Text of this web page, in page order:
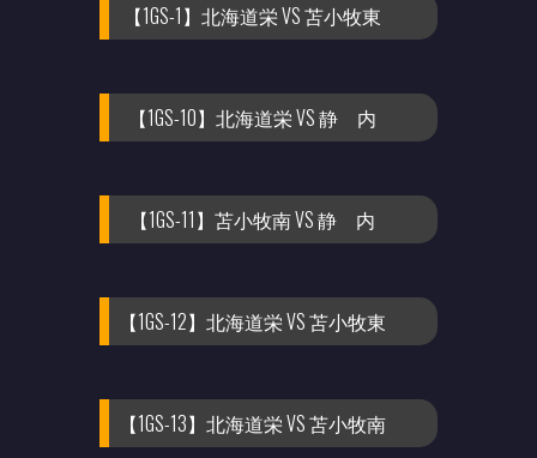
【1GS-1】北海道栄 VS 苫小牧東
【1GS-10】北海道栄 VS 静 内
【1GS-11】苫小牧南 VS 静 内
【1GS-12】北海道栄 VS 苫小牧東
【1GS-13】北海道栄 VS 苫小牧南